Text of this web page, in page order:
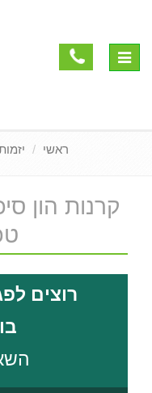
Toggle
ראשי
קרנות הון
רוצים